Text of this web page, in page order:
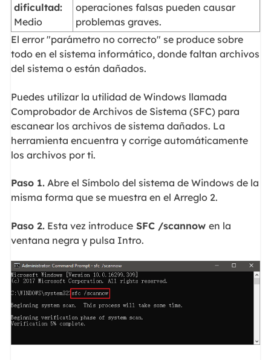
dificultad:
Medio
operaciones falsas pueden causar
problemas graves.
El error "parámetro no correcto" se produce sobre
todo en el sistema informático, donde faltan archivos
del sistema o están dañados.
Puedes utilizar la utilidad de Windows llamada
Comprobador de Archivos de Sistema (SFC) para
escanear los archivos de sistema dañados. La
herramienta encuentra y corrige automáticamente
los archivos por ti.
Paso 1.Abre el Símbolo del sistema de Windows de la
misma forma que se muestra en el Arreglo 2.
Paso 2.Esta vez introduceSFC /scannow en la
ventana negra y pulsa Intro.